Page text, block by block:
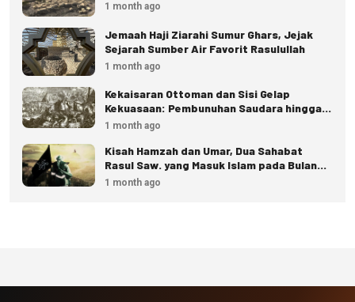
1 month ago
Jemaah Haji Ziarahi Sumur Ghars, Jejak
Sejarah Sumber Air Favorit Rasulullah
1 month ago
Kekaisaran Ottoman dan Sisi Gelap
Kekuasaan: Pembunuhan Saudara hingga
Eksekusi Istana
1 month ago
Kisah Hamzah dan Umar, Dua Sahabat
Rasul Saw. yang Masuk Islam pada Bulan
Dzulhijjah
1 month ago